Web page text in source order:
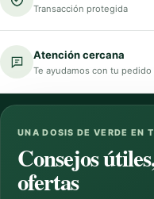
Transacción protegida
Atención cercana
Te ayudamos con tu pedido
UNA DOSIS DE VERDE EN
Consejos
ofertas